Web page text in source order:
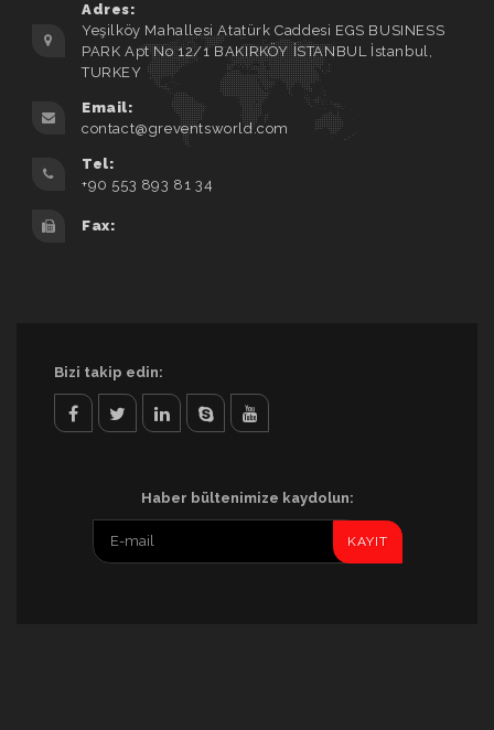
Adres:
Yeşilköy Mahallesi Atatürk Caddesi EGS BUSINESS
PARK Apt No 12/1 BAKIRKÖY İSTANBUL İstanbul,
TURKEY
Email:
contact@greventsworld.com
Tel:
+90 553 893 81 34
Fax:
Bizi takip edin:
Haber bültenimize kaydolun: